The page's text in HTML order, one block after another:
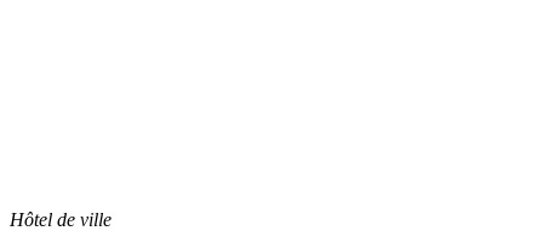
Hôtel de ville